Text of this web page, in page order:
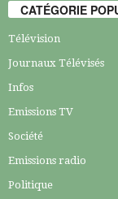
CATÉGORIE
Télévision
Journaux Télévisés
Infos
Emissions TV
Société
Emissions radio
Politique